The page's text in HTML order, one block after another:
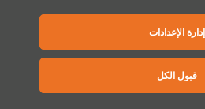
إدارة الإعدادات
قبول الكل